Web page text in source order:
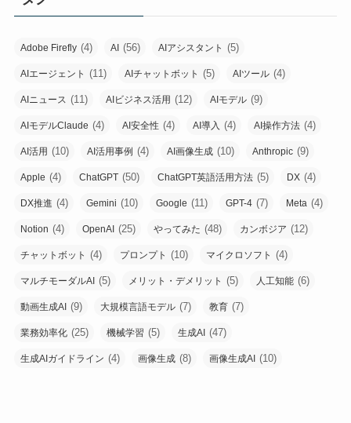
Adobe Firefly (4) AI (56) AIアシスタント (5)
AIエージェント (11) AIチャットボット (5) AIツール (4)
AIニュース (11) AIビジネス活用 (12) AIモデル (9)
AIモデルClaude (4) AI安全性 (4) AI導入 (4) AI操作方法 (4)
AI活用 (10) AI活用事例 (4) AI画像生成 (10) Anthropic (9)
Apple (4) ChatGPT (50) ChatGPT英語活用方法 (5) DX (4)
DX推進 (4) Gemini (10) Google (11) GPT-4 (7) Meta (4)
Notion (4) OpenAI (25) やってみた (48) カンボジア (12)
チャットボット (4) プロンプト (10) マイクロソフト (4)
マルチモーダルAI (5) メリット・デメリット (5) 人工知能 (6)
動画生成AI (9) 大規模言語モデル (7) 教育 (7)
業務効率化 (25) 機械学習 (5) 生成AI (47)
生成AIガイドライン (4) 画像生成 (8) 画像生成AI (10)